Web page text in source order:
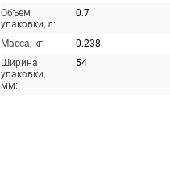
Объем
упаковки, л:
0.7
Масса, кг:
0.238
Ширина
упаковки,
мм:
54